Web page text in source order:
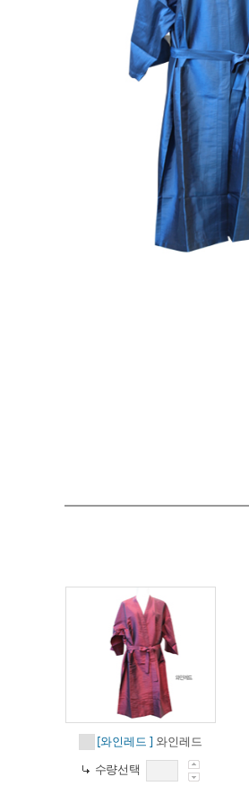
[와인레드 ] 와인레드
수량선택